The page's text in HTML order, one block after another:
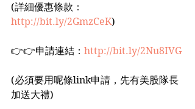
(詳細優惠條款：
http://bit.ly/2GmzCeK)
👉👉申請連結： http://bit.ly/2Nu8IVG
(必須要用呢條link申請，先有美股隊長
加送大禮)